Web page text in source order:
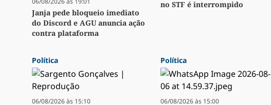
Janja pede bloqueio imediato
do Discord e AGU anuncia ação
contra plataforma
no STF é interrompido
Política
06/08/2026 às 15:10
Política
06/08/2026 às 15:00